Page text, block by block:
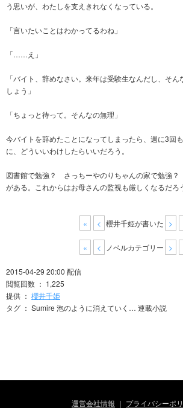
う思いが、わたしを支えきれなくなっている。
「言いたいことはわかってるわね」
「……え」
「バイト、辞めなさい。来年は受験生なんだし、そ
しょう」
「ちょっと待って。そんなの無理」
今バイトを辞めたことになってしまったら、週に3回
に、どういいわけしたらいいだろう。
図書館で勉強？ さっちーやのりちゃんの家で勉強
がある。これからはお母さんの監視も厳しくなるだろ
« < 櫻井千姫が書いた >
« < ノベルカテゴリー >
2015-04-29 20:00 配信
閲覧回数 ： 1,225
提供 ： 櫻井千姫
タグ ： Sumire 泡のように消えていく… 連載小説
運営会社情報 プライバシーポ